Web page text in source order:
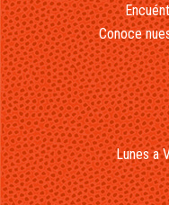
Conoce
Lunes a